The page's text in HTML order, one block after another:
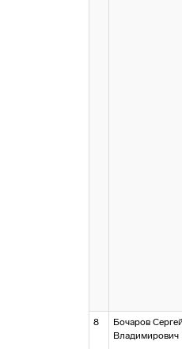
8
Бочаров
Владимирович